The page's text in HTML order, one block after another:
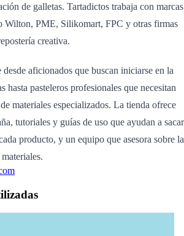
de galletas. Tartadictos trabaja con marcas
Wilton, PME, Silikomart, FPC y otras firmas
creativa.
aficionados que buscan iniciarse en la
hasta pasteleros profesionales que necesitan
materiales especializados. La tienda ofrece
tutoriales y guías de uso que ayudan a
producto, y un equipo que asesora sobre